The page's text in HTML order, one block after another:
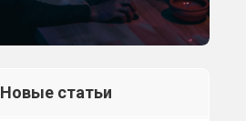
Новые статьи